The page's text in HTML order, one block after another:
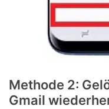
Methode 2:
Gmail